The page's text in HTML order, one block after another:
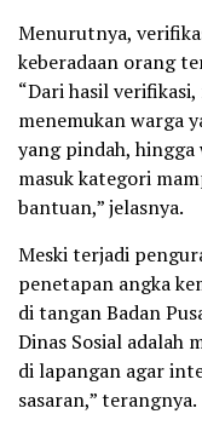
Menurutnya,
keberadaan orang
“Dari hasil
menemukan warga
yang pindah, hingga
masuk kategori
bantuan,” jelasnya.
Meski terjadi
penetapan angka
di tangan Badan
Dinas Sosial adalah
di lapangan agar
sasaran,” terangnya.